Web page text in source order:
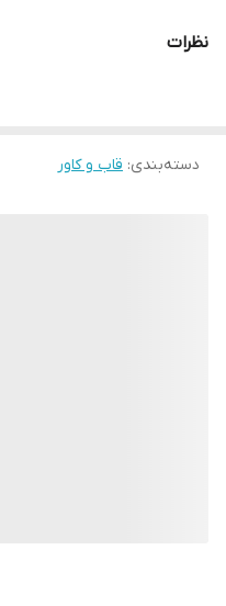
نظرات
دسته‌بندی: قاب و کاور